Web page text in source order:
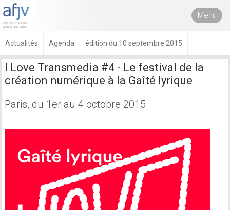
Menu
Actualités Agenda édition du 10 septembre 2015
I Love Transmedia #4 - Le festival de la
création numérique à la Gaîté lyrique
Paris, du 1er au 4 octobre 2015